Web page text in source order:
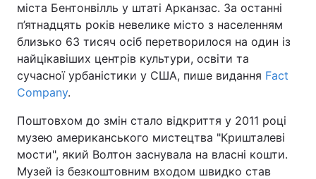
міста Бентонвілль у штаті Арканзас. За останні
п’ятнадцять років невелике місто з населенням
близько 63 тисяч осіб перетворилося на один із
найцікавіших центрів культури, освіти та
сучасної урбаністики у США, пише видання Fact
Company.
Поштовхом до змін стало відкриття у 2011 році
музею американського мистецтва "Кришталеві
мости", який Волтон заснувала на власні кошти.
Музей із безкоштовним входом швидко став